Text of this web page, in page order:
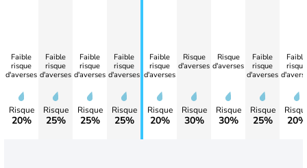
Faible
risque
d'averses
Risque
20%
Faible
risque
d'averses
Risque
25%
Faible
risque
d'averses
Risque
25%
Faible
risque
d'averses
Risque
25%
Faible
risque
d'averses
Risque
20%
Risque
d'averses
Risque
30%
Risque
d'averses
Risque
30%
Faible
risque
d'averses
Risque
25%
Faible
risque
20%